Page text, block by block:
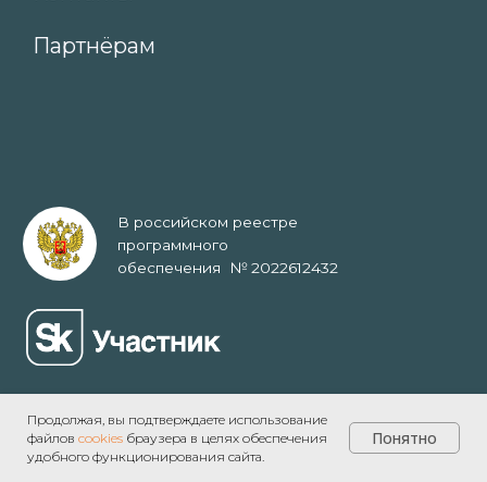
Продолжая, вы подтверждаете использование
файлов cookies браузера в целях обеспечения
удобного функционирования сайта.
Понятно